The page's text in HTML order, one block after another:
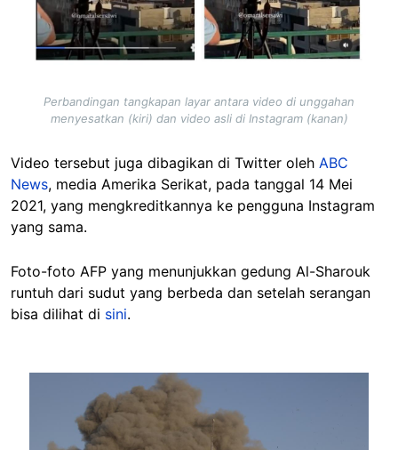
Perbandingan tangkapan layar antara video di unggahan
menyesatkan (kiri) dan video asli di Instagram (kanan)
Video tersebut juga dibagikan di Twitter oleh ABC
News, media Amerika Serikat, pada tanggal 14 Mei
2021, yang mengkreditkannya ke pengguna Instagram
yang sama.
Foto-foto AFP yang menunjukkan gedung Al-Sharouk
runtuh dari sudut yang berbeda dan setelah serangan
bisa dilihat di sini.